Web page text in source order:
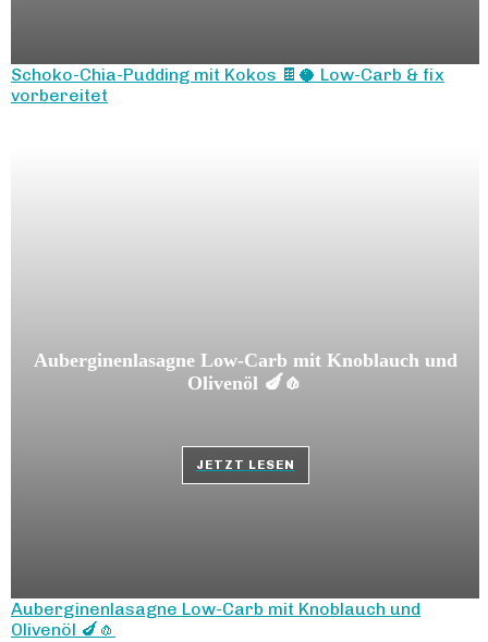
Schoko-Chia-Pudding mit Kokos 🍫🥥 Low-Carb & fix
vorbereitet
Auberginenlasagne Low-Carb mit Knoblauch und
Olivenöl 🍆🧄
JETZT LESEN
Auberginenlasagne Low-Carb mit Knoblauch und
Olivenöl 🍆🧄